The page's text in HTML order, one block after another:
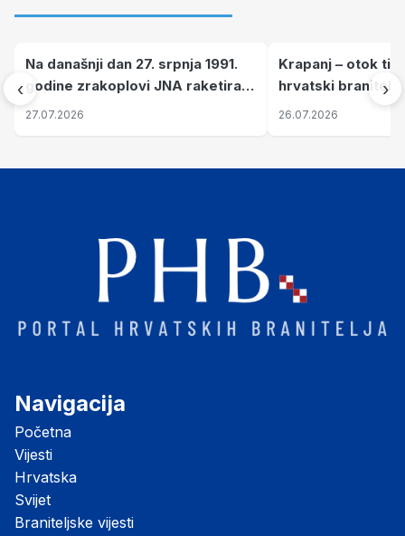
‹
Na današnji dan 27. srpnja 1991.
godine zrakoplovi JNA raketirali
su vojarnu i obučni centar "Nikola
27.07.2026
Krapanj – otok
hrvatski branitelji
pronalaze mir
26.07.2026
›
Navigacija
Početna
Vijesti
Hrvatska
Svijet
Braniteljske vijesti